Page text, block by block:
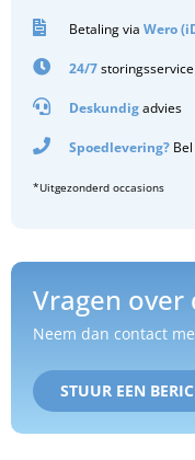
Betaling via Wero
24/7storingsservice
Deskundigadvies
Spoedlevering?
*Uitgezonderd occasions
Vragen
Neem dan contact
STUUR EEN